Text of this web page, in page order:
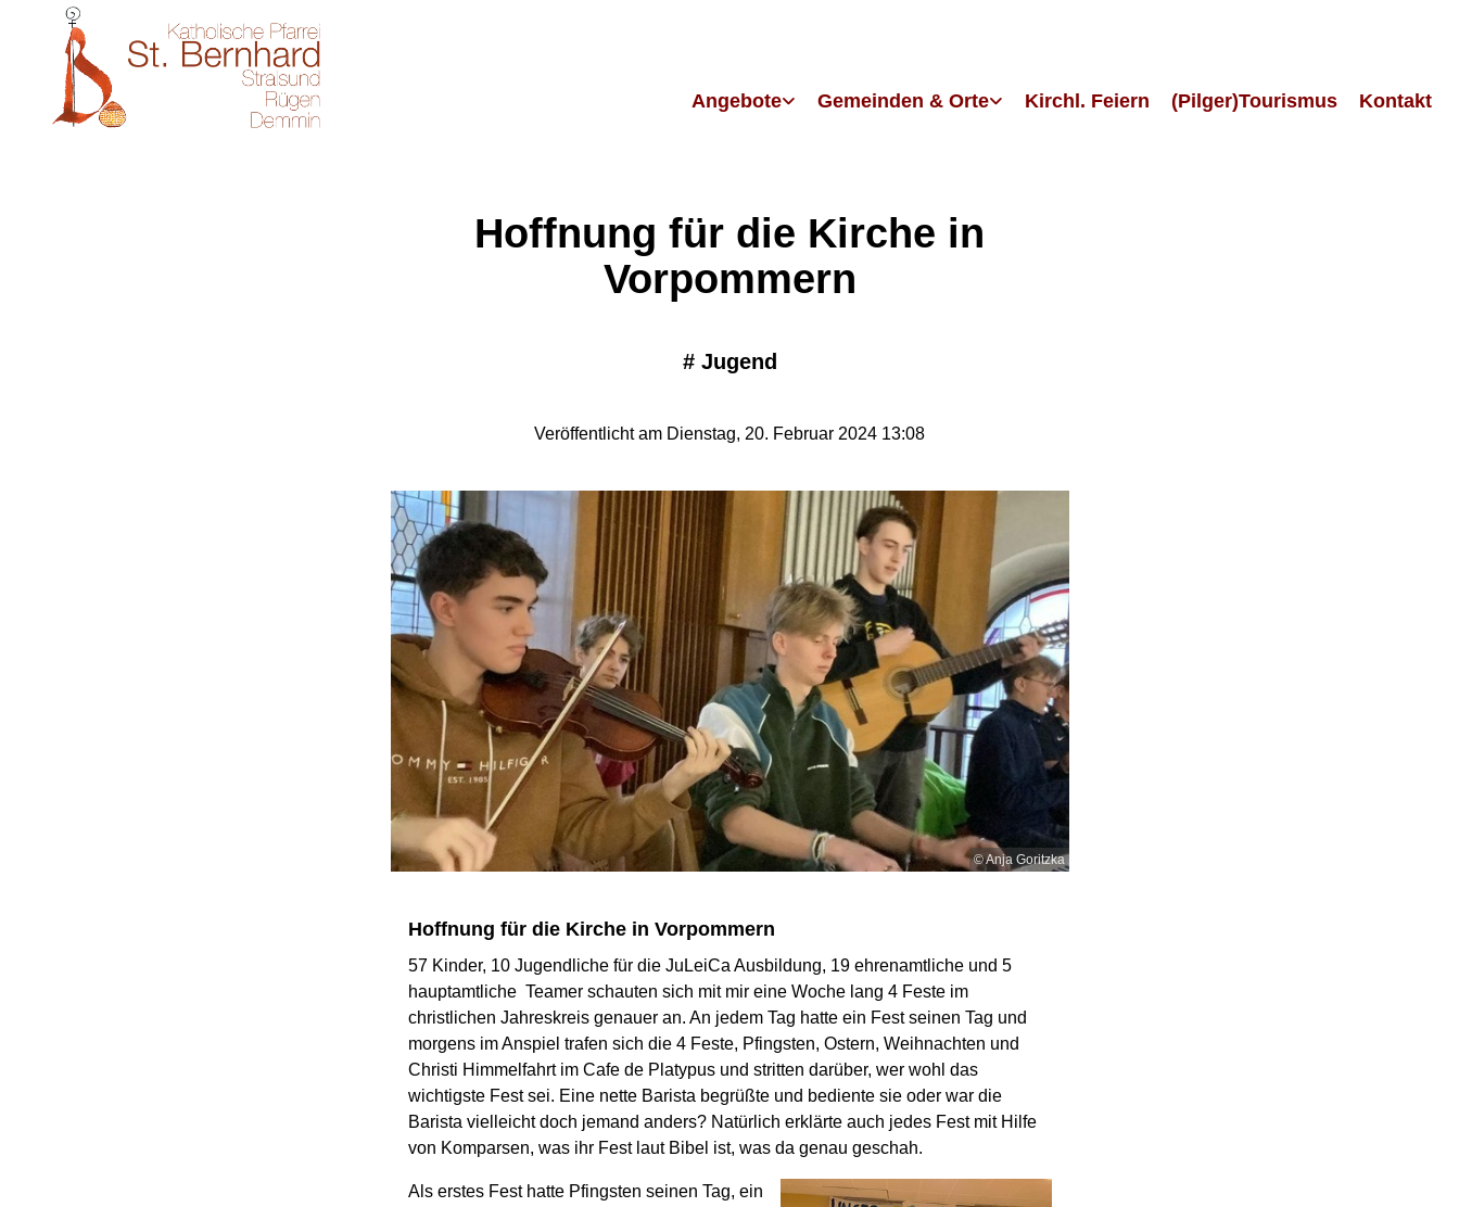
Angebote Gemeinden & Orte Kirchl. Feiern (Pilger)Tourismus Kontakt
Hoffnung für die Kirche in
Vorpommern
# Jugend
Veröffentlicht am Dienstag, 20. Februar 2024 13:08
© Anja Goritzka
Hoffnung für die Kirche in Vorpommern
57 Kinder, 10 Jugendliche für die JuLeiCa Ausbildung, 19 ehrenamtliche und 5
hauptamtliche Teamer schauten sich mit mir eine Woche lang 4 Feste im
christlichen Jahreskreis genauer an. An jedem Tag hatte ein Fest seinen Tag und
morgens im Anspiel trafen sich die 4 Feste, Pfingsten, Ostern, Weihnachten und
Christi Himmelfahrt im Cafede P latypusund stritten darüber, wer wohl das
wichtigste Festsei. Eine nette Barista begrüßte und bediente sieoder war die
Barista vielleicht doch jemand anders?Natürlich erklärte auch jedes Fest mit Hilfe
von Komparsen, was ihr Fest laut Bibel ist, was da genau geschah.
Als erstes Fest hatte Pfingsten seinen Tag, ein